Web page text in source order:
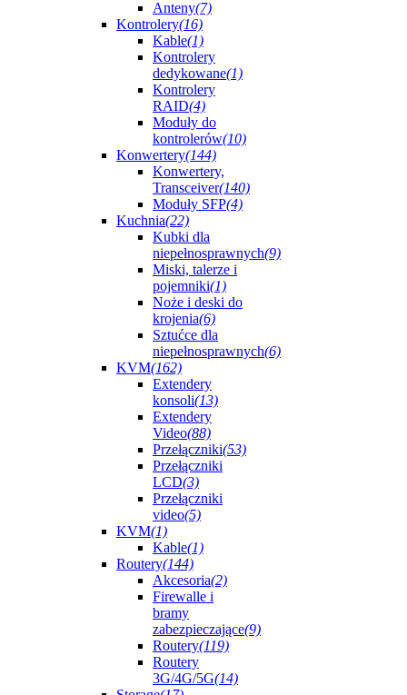
Anteny(7)
Kontrolery(16)
Kable(1)
Kontrolery
dedykowane(1)
Kontrolery
RAID(4)
Moduły do
kontrolerów(10)
Konwertery(144)
Konwertery,
Transceiver(140)
Moduły SFP(4)
Kuchnia(22)
Kubki dla
niepełnosprawnych(9)
Miski, talerze i
pojemniki(1)
Noże i deski do
krojenia(6)
Sztućce dla
niepełnosprawnych(6)
KVM(162)
Extendery
konsoli(13)
Extendery
Video(88)
Przełączniki(53)
Przełączniki
LCD(3)
Przełączniki
video(5)
KVM(1)
Kable(1)
Routery(144)
Akcesoria(2)
Firewalle i
bramy
zabezpieczające(9)
Routery(119)
Routery
3G/4G/5G(14)